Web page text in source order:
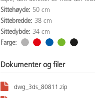
Sittehøyde: 50 cm
Sittebredde: 38 cm
Sittedybde: 34 cm
Farge:
Dokumenter og filer
dwg_3ds_80811.zip